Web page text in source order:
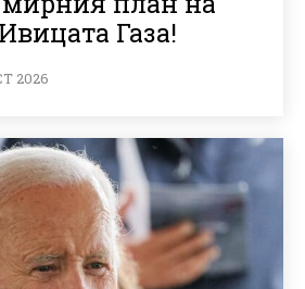
Газа!
2026